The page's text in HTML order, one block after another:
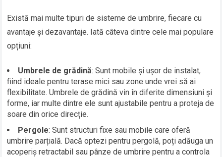
Există mai multe tipuri de sisteme de umbrire, fiecare cu
avantaje și dezavantaje. Iată câteva dintre cele mai populare
opțiuni:
Umbrele de grădină: Sunt mobile și ușor de instalat,
fiind ideale pentru terase mici sau zone unde vrei să ai
flexibilitate. Umbrele de grădină vin în diferite dimensiuni și
forme, iar multe dintre ele sunt ajustabile pentru a proteja de
soare din orice direcție.
Pergole: Sunt structuri fixe sau mobile care oferă
umbrire parțială. Dacă optezi pentru pergolă, poți adăuga un
acoperiș retractabil sau pânze de umbrire pentru a controla